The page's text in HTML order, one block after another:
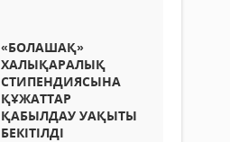
«БОЛАШАҚ»
ХАЛЫҚАРАЛЫҚ
СТИПЕНДИЯСЫНА
ҚҰЖАТТАР
ҚАБЫЛДАУ УАҚЫТЫ
БЕКІТІЛДІ